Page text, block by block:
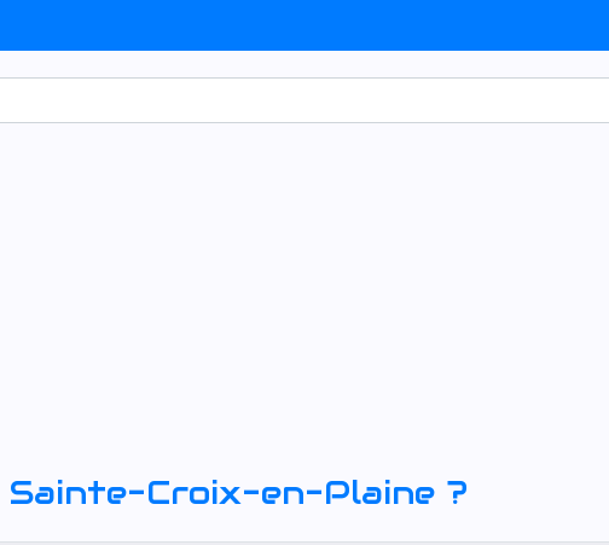
Sainte-Croix-en-Plaine ?